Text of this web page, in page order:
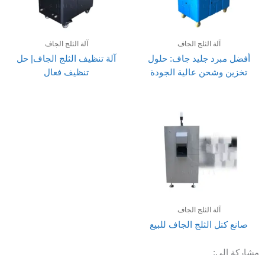
جليد جاف: حلول
عالية الجودة
آلة تنظيف الثلج الجاف| حل
الثلج الجاف للبيع